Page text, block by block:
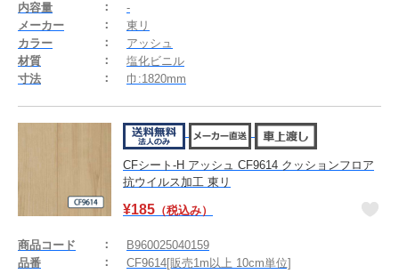
内容量
-
メーカー
東リ
カラー
アッシュ
材質
塩化ビニル
寸法
巾:1820mm
CFシート-H アッシュ CF9614 クッションフロア
抗ウイルス加工 東リ
¥185 （税込み）
商品コード
B960025040159
品番
CF9614[販売1m以上 10cm単位]